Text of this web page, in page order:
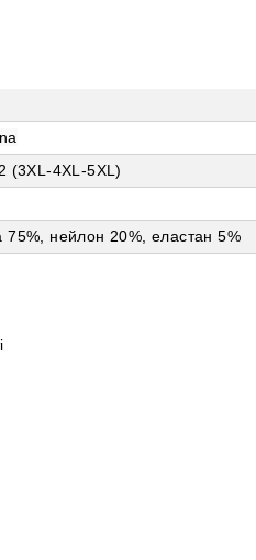
(3XL-4XL-5XL)
75%, нейлон 20%, еластан 5%